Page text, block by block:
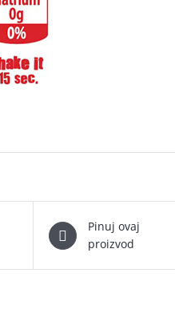
Pinuj ovaj
proizvod